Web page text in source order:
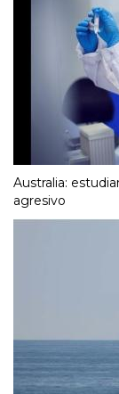
Australia:
agresivo